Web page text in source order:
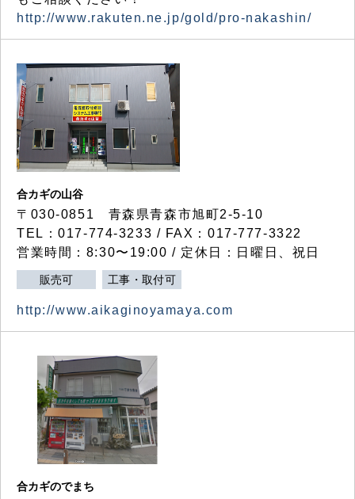
http://www.rakuten.ne.jp/gold/pro-nakashin/
合カギの山谷
〒030-0851 青森県青森市旭町2-5-10
TEL：017-774-3233 / FAX：017-777-3322
営業時間：8:30〜19:00 / 定休日：日曜日、祝日
販売可 工事・取付可
http://www.aikaginoyamaya.com
合カギのでまち